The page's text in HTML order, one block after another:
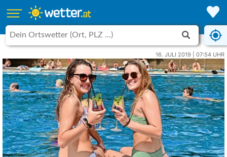
16. JULI 2019 | 07:54 UHR